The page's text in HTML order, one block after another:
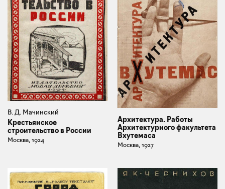
В. Д. Мачинский
Крестьянское
строительство в России
Москва, 1924
Архитектура. Работы
Архитектурного факультета
Вхутемаса
Москва, 1927